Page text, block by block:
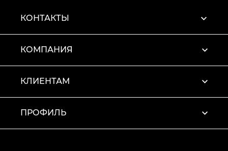
КОНТАКТЫ
КОМПАНИЯ
КЛИЕНТАМ
ПРОФИЛЬ